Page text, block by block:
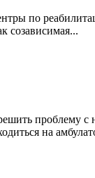
по
созависимая...
проблему
на